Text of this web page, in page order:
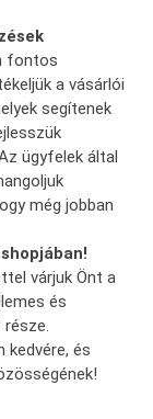
fontos
a vásárlói
segítenek
ügyfelek által
még jobban
várjuk Önt a
és
része.
kedvére, és